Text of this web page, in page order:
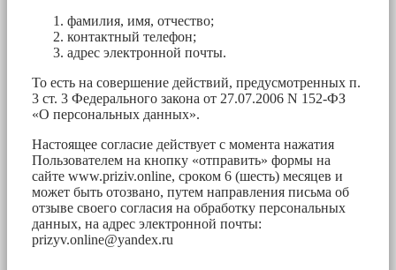
фамилия, имя, отчество;
контактный телефон;
адрес электронной почты.
То есть на совершение действий, предусмотренных п.
3 ст. 3 Федерального закона от 27.07.2006 N 152-ФЗ
«О персональных данных».
Настоящее согласие действует с момента нажатия
Пользователем на кнопку «отправить» формы на
сайте www.priziv.online, сроком 6 (шесть) месяцев и
может быть отозвано, путем направления письма об
отзыве своего согласия на обработку персональных
данных, на адрес электронной почты:
prizyv.online@yandex.ru